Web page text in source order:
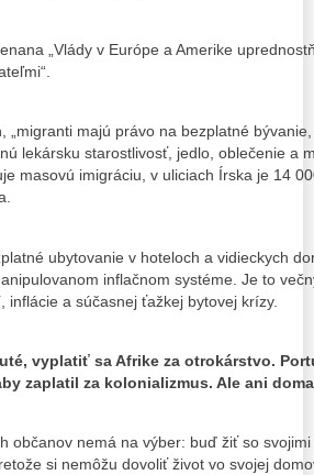
„Vlády v Európe a Amerike
„migranti majú právo na bezplatné
lekársku starostlivosť, jedlo, oblečenie a
masovú imigráciu, v uliciach Írska je 14
ubytovanie v hoteloch a vidieckych
inflačnom systéme. Je to
inflácie a súčasnej ťažkej bytovej krízy.
vyplatiť sa Afrike za otrokárstvo.
zaplatil za kolonializmus. Ale ani
občanov nemá na výber: buď žiť so
si nemôžu dovoliť život vo svojej